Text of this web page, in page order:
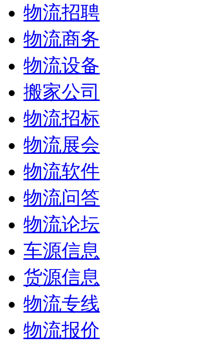
物流招聘
物流商务
物流设备
搬家公司
物流招标
物流展会
物流软件
物流问答
物流论坛
车源信息
货源信息
物流专线
物流报价